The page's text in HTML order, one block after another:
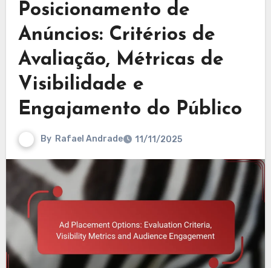
Posicionamento de
Anúncios: Critérios de
Avaliação, Métricas de
Visibilidade e
Engajamento do Público
By Rafael Andrade 11/11/2025